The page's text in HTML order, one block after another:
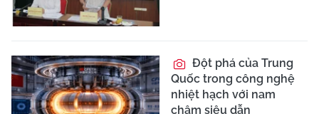
Đột phá của Trung
Quốc trong công nghệ
nhiệt hạch với nam
châm siêu dẫn